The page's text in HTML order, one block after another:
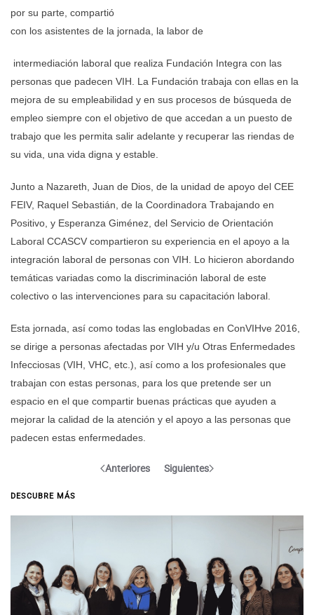
por su parte, compartió
con los asistentes de la jornada, la labor de
intermediación laboral que realiza Fundación Integra con las
personas que padecen VIH. La Fundación trabaja con ellas en la
mejora de su empleabilidad y en sus procesos de búsqueda de
empleo siempre con el objetivo de que accedan a un puesto de
trabajo que les permita salir adelante y recuperar las riendas de
su vida, una vida digna y estable.
Junto a Nazareth, Juan de Dios, de la unidad de apoyo del CEE
FEIV, Raquel Sebastián, de la Coordinadora Trabajando en
Positivo, y Esperanza Giménez, del Servicio de Orientación
Laboral CCASCV compartieron su experiencia en el apoyo a la
integración laboral de personas con VIH. Lo hicieron abordando
temáticas variadas como la discriminación laboral de este
colectivo o las intervenciones para su capacitación laboral.
Esta jornada, así como todas las englobadas en ConVIHve 2016,
se dirige a personas afectadas por VIH y/u Otras Enfermedades
Infecciosas (VIH, VHC, etc.), así como a los profesionales que
trabajan con estas personas, para los que pretende ser un
espacio en el que compartir buenas prácticas que ayuden a
mejorar la calidad de la atención y el apoyo a las personas que
padecen estas enfermedades.
Anteriores Siguientes
DESCUBRE MÁS